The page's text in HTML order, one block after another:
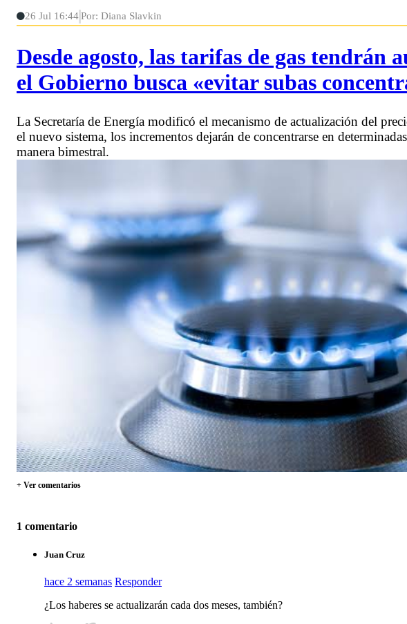
26 Jul 16:44Por: Diana Slavkin
Desde agosto, las tarifas de gas tendrán
el Gobierno busca «evitar subas
La Secretaría de Energía modificó el mecanismo de actualización del
el nuevo sistema, los incrementos dejarán de concentrarse en
manera bimestral.
+ Ver comentarios
1 comentario
Juan Cruz
hace 2 semanas Responder
¿Los haberes se actualizarán cada dos meses, también?